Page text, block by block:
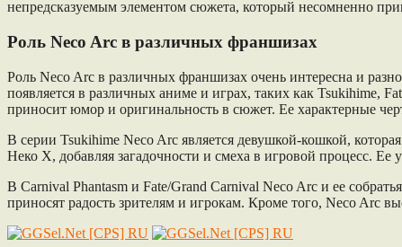
непредсказуемым элементом сюжета, который несомненно
Роль Neco Arc в различных франшизах
Роль Neco Arc в различных франшизах очень интересна и
появляется в различных аниме и играх, таких как Tsukihime,
приносит юмор и оригинальность в сюжет. Ее характерные
В серии Tsukihime Neco Arc является девушкой-кошкой,
Неко X, добавляя загадочности и смеха в игровой процесс.
В Carnival Phantasm и Fate/Grand Carnival Neco Arc и ее
приносят радость зрителям и игрокам. Кроме того, Neco Arc